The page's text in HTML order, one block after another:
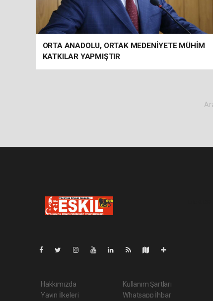
ORTA ANADOLU, ORTAK MEDENİYETE MÜHİM
KATKILAR YAPMIŞTIR
Hakkımızda
Yayın İlkeleri
Kullanım Şartları
Whatsapp İhbar